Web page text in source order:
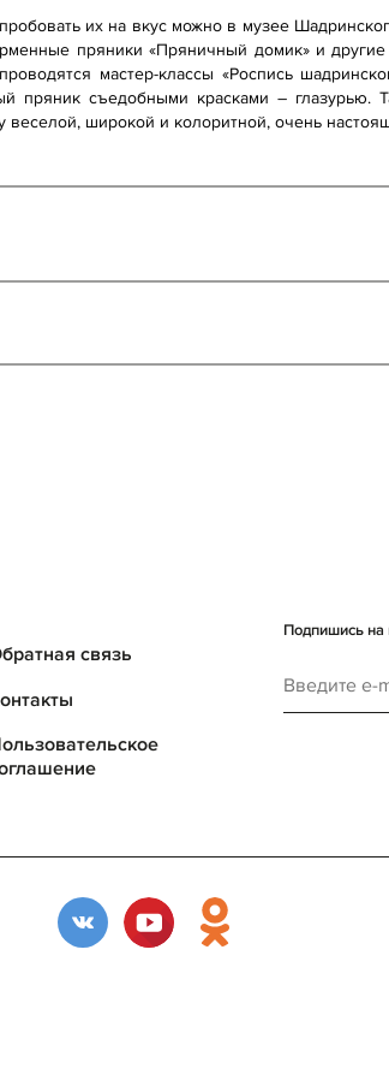
их на вкус можно в музее
пряники «Пряничный домик» и
мастер-классы «Роспись
пряник съедобными красками –
широкой и колоритной, очень
связь
Подпишись на